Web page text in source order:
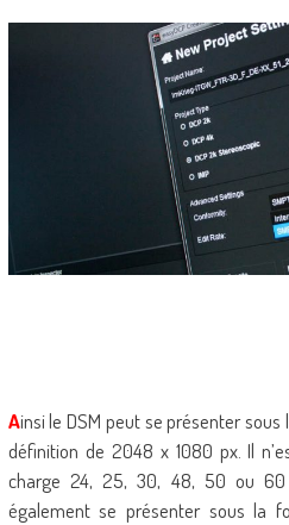
Ainsi le DSM peut se présenter sous
définition de 2048 x 1080 px. Il
charge 24, 25, 30, 48, 50 ou
également se présenter sous la